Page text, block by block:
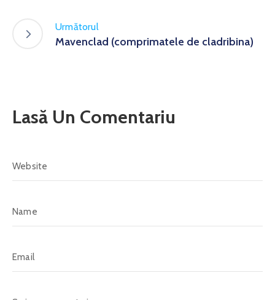
Următorul
Mavenclad (comprimatele de cladribina)
Lasă Un Comentariu